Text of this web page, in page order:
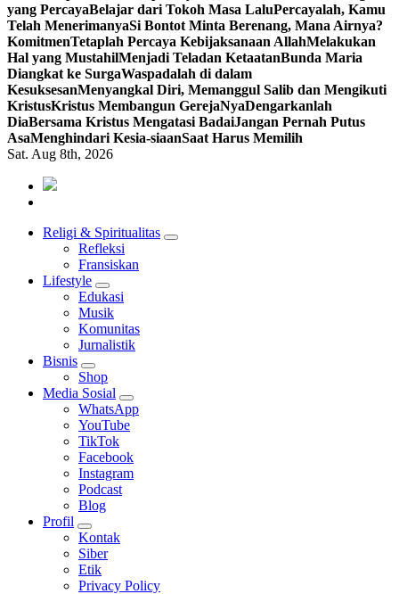
yang PercayaBelajar dari Tokoh Masa LaluPercayalah, Kamu
Telah MenerimanyaSi Bontot Minta Berenang, Mana Airnya?
KomitmenTetaplah Percaya Kebijaksanaan AllahMelakukan
Hal yang MustahilMenjadi Teladan KetaatanBunda Maria
Diangkat ke SurgaWaspadalah di dalam
KesuksesanMenyangkal Diri, Memanggul Salib dan Mengikuti
KristusKristus Membangun GerejaNyaDengarkanlah
DiaBersama Kristus Mengatasi BadaiJangan Pernah Putus
AsaMenghindari Kesia-siaanSaat Harus Memilih
Sat. Aug 8th, 2026
HATI YANG BERTELINGA
Mendengar dengan Cinta
Religi & Spiritualitas
Refleksi
Fransiskan
Lifestyle
Edukasi
Musik
Komunitas
Jurnalistik
Bisnis
Shop
Media Sosial
WhatsApp
YouTube
TikTok
Facebook
Instagram
Podcast
Blog
Profil
Kontak
Siber
Etik
Privacy Policy